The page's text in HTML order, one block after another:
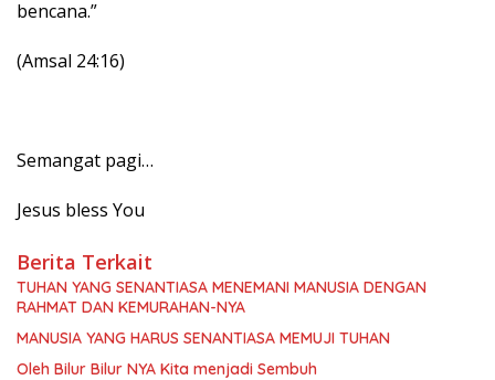
bencana.”
(Amsal 24:16)
Semangat pagi…
Jesus bless You
Berita Terkait
TUHAN YANG SENANTIASA MENEMANI MANUSIA DENGAN
RAHMAT DAN KEMURAHAN-NYA
MANUSIA YANG HARUS SENANTIASA MEMUJI TUHAN
Oleh Bilur Bilur NYA Kita menjadi Sembuh